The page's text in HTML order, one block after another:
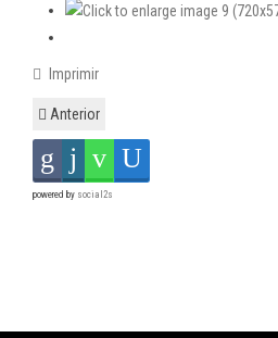
Imprimir
Anterior
powered by social2s